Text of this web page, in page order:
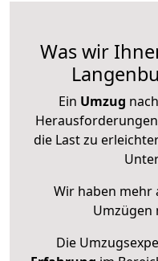
Was wir
Ein Umzug
die Last zu
Wir haben mehr
Umzügen
Die